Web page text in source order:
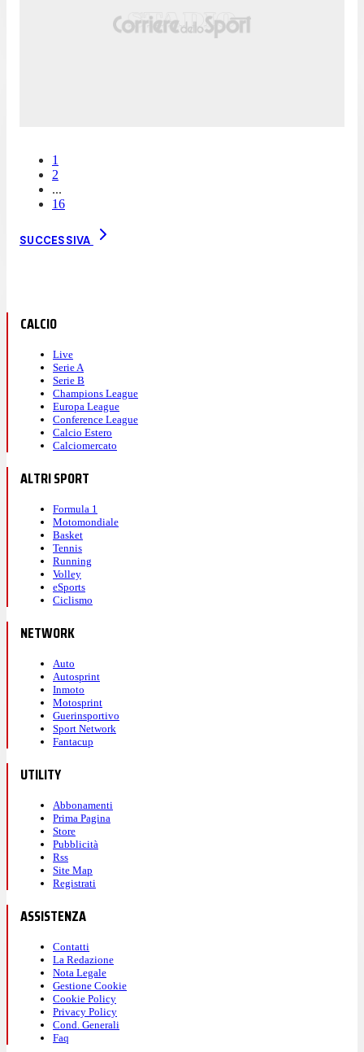
1
2
...
16
SUCCESSIVA
CALCIO
Live
Serie A
Serie B
Champions League
Europa League
Conference League
Calcio Estero
Calciomercato
ALTRI SPORT
Formula 1
Motomondiale
Basket
Tennis
Running
Volley
eSports
Ciclismo
NETWORK
Auto
Autosprint
Inmoto
Motosprint
Guerinsportivo
Sport Network
Fantacup
UTILITY
Abbonamenti
Prima Pagina
Store
Pubblicità
Rss
Site Map
Registrati
ASSISTENZA
Contatti
La Redazione
Nota Legale
Gestione Cookie
Cookie Policy
Privacy Policy
Cond. Generali
Faq